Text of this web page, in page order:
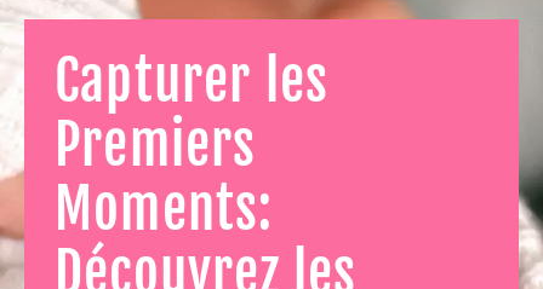
Capturer les
Premiers
Moments:
Découvrez les